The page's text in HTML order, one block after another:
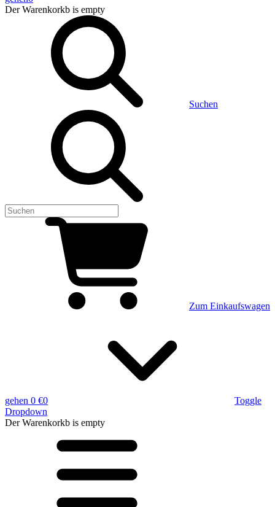
Der Warenkorkb is empty
Suchen
Zum Einkaufswagen
gehen 0 €0
Toggle
Dropdown
Der Warenkorkb is empty